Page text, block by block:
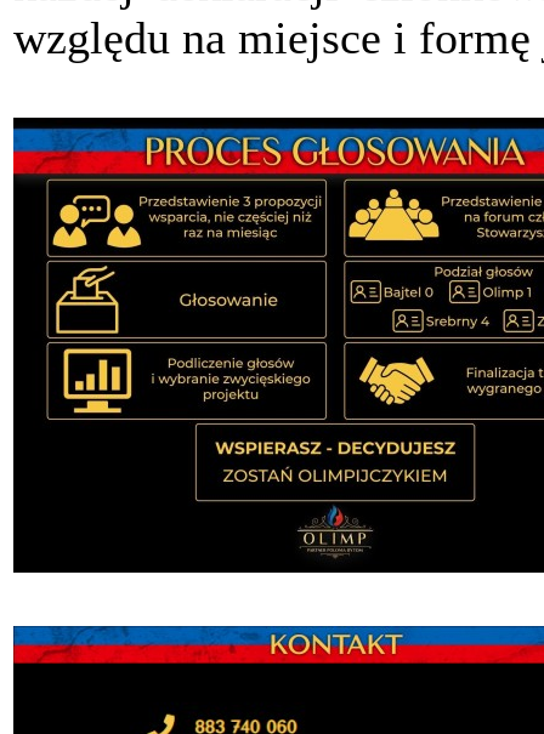
względu na miejsce i